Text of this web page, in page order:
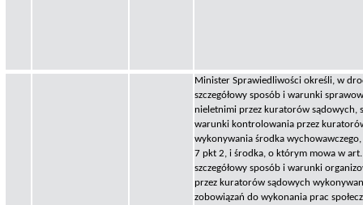
Minister Sprawiedliwości określi, w
szczegółowy sposób i warunki
nieletnimi przez kuratorów sądowych,
warunki kontrolowania przez
wykonywania środka
7 pkt 2, i środka, o którym mowa w
szczegółowy sposób i warunki
przez kuratorów sądowych
zobowiązań do wykonania prac